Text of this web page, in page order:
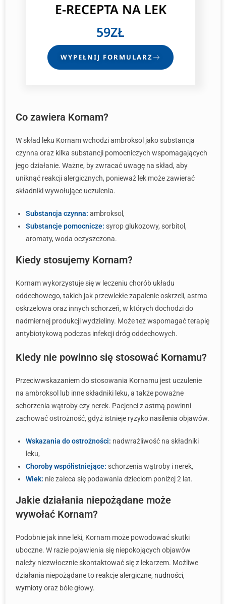
E-RECEPTANA LEK
59ZŁ
WYPEŁNIJ FORMULARZ
Co zawiera Kornam?
W skład leku Kornam wchodzi ambroksol jako substancja
czynna oraz kilka substancji pomocniczych wspomagających
jego działanie. Ważne, by zwracać uwagę na skład, aby
uniknąć reakcji alergicznych, ponieważ lek może zawierać
składniki wywołujące uczulenia.
Substancja czynna: ambroksol,
Substancje pomocnicze: syrop glukozowy, sorbitol,
aromaty, woda oczyszczona.
Kiedy stosujemy Kornam?
Kornam wykorzystuje się w leczeniu chorób układu
oddechowego, takich jak przewlekłe zapalenie oskrzeli, astma
oskrzelowa oraz innych schorzeń, w których dochodzi do
nadmiernej produkcji wydzieliny. Może też wspomagać terapię
antybiotykową podczas infekcji dróg oddechowych.
Kiedy nie powinno się stosować Kornamu?
Przeciwwskazaniem do stosowania Kornamu jest uczulenie
na ambroksol lub inne składniki leku, a także poważne
schorzenia wątroby czy nerek. Pacjenci z astmą powinni
zachować ostrożność, gdyż istnieje ryzyko nasilenia objawów.
Wskazania do ostrożności: nadwrażliwość na składniki
leku,
Choroby współistniejące: schorzenia wątroby i nerek,
Wiek: nie zaleca się podawania dzieciom poniżej 2 lat.
Jakie działania niepożądane może
wywołać Kornam?
Podobnie jak inne leki, Kornam może powodować skutki
uboczne. W razie pojawienia się niepokojących objawów
należy niezwłocznie skontaktować się z lekarzem. Możliwe
działania niepożądane to reakcje alergiczne, nudności,
wymiotyoraz bóle głowy.